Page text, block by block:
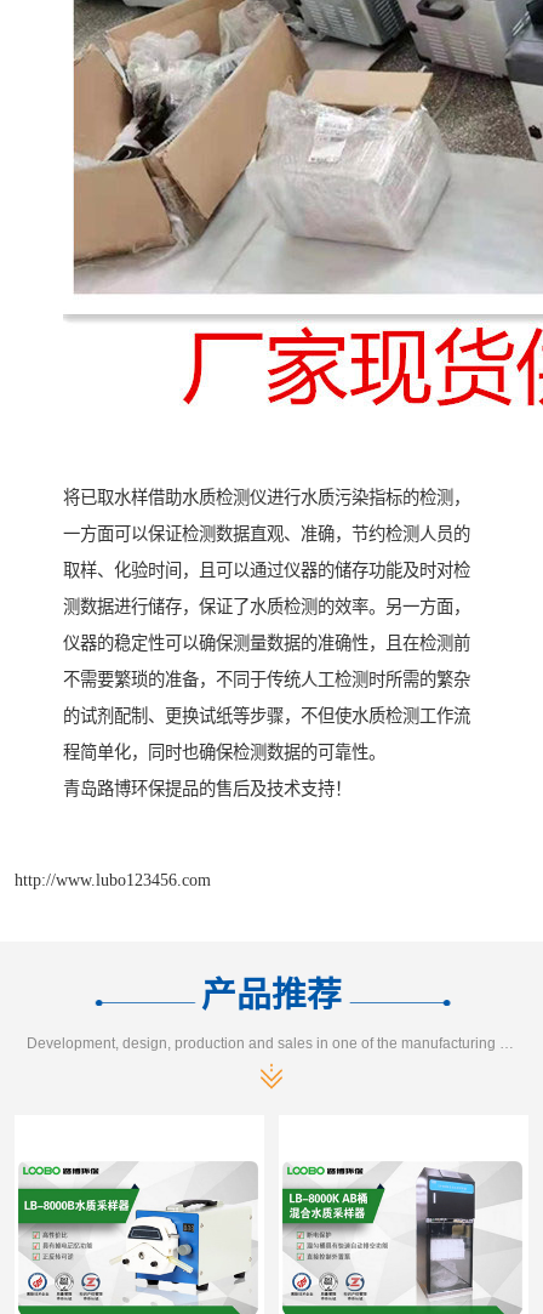
将已取水样借助水质检测仪进行水质污染指标的检测，
一方面可以保证检测数据直观、准确，节约检测人员的
取样、化验时间，且可以通过仪器的储存功能及时对检
测数据进行储存，保证了水质检测的效率。另一方面，
仪器的稳定性可以确保测量数据的准确性，且在检测前
不需要繁琐的准备，不同于传统人工检测时所需的繁杂
的试剂配制、更换试纸等步骤，不但使水质检测工作流
程简单化，同时也确保检测数据的可靠性。
青岛路博环保提品的售后及技术支持！
http://www.lubo123456.com
产品推荐